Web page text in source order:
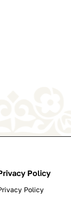
Policy
Policy